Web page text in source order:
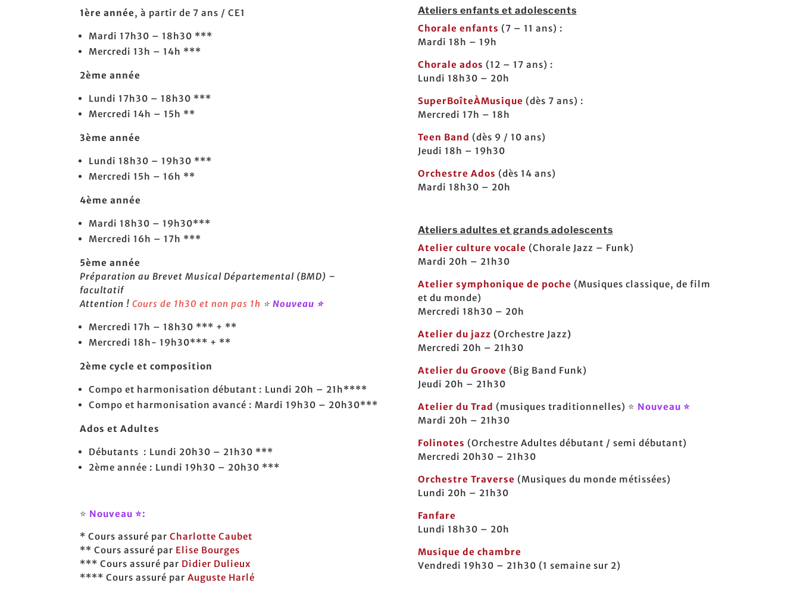
1ère année, à partir de 7 ans / CE1
Mardi 17h30 – 18h30 ***
Mercredi 13h – 14h ***
2ème année
Lundi 17h30 – 18h30 ***
Mercredi 14h – 15h **
3ème année
Lundi 18h30 – 19h30 ***
Mercredi 15h – 16h **
4ème année
Mardi 18h30 – 19h30***
Mercredi 16h – 17h ***
5ème année
Préparation au Brevet Musical Départemental (BMD) –
facultatif
Attention !Cours de 1h30 et non pas 1h ⭐Nouveau ⭐
Mercredi 17h – 18h30 *** + **
Mercredi 18h- 19h30*** + **
2ème cycle et composition
Compo et harmonisation débutant : Lundi 20h – 21h****
Compo et harmonisation avancé : Mardi 19h30 – 20h30***
Ados et Adultes
Débutants : Lundi 20h30 – 21h30 ***
2ème année : Lundi 19h30 – 20h30 ***
⭐ Nouveau ⭐:
* Cours assuré parCharlotte Caubet
** Cours assuré par Elise Bourges
*** Cours assuré par Didier Dulieux
**** Cours assuré parAuguste Harlé
Ateliers enfants et adolescents
Chorale enfants (7 – 11 ans) :
Mardi 18h – 19h
Chorale ados (12 – 17 ans) :
Lundi 18h30 – 20h
SuperBoîteÀMusique (dès 7 ans) :
Mercredi 17h – 18h
Teen Band (dès 9 / 10 ans)
Jeudi 18h – 19h30
Orchestre Ados (dès 14 ans)
Mardi 18h30 – 20h
Ateliers adultes et grands adolescents
Atelier culture vocale (Chorale Jazz – Funk)
Mardi 20h – 21h30
Atelier symphonique de poche (Musiques classique, de film
et du monde)
Mercredi 18h30 – 20h
Atelier du jazz (Orchestre Jazz)
Mercredi 20h – 21h30
Atelier du Groove (Big Band Funk)
Jeudi 20h – 21h30
Atelier du Trad (musiques traditionnelles) ⭐ Nouveau ⭐
Mardi 20h – 21h30
Folinotes (Orchestre Adultes débutant / semi débutant)
Mercredi 20h30 – 21h30
Orchestre Traverse (Musiques du monde métissées)
Lundi 20h – 21h30
Fanfare
Lundi 18h30 – 20h
Musique de chambre
Vendredi 19h30 – 21h30 (1 semaine sur 2)